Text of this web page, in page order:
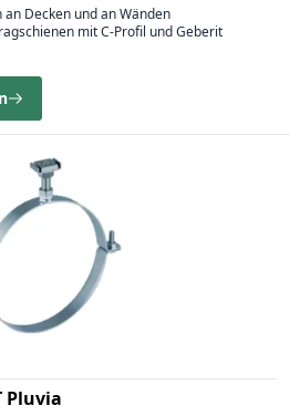
Decken und an Wänden
mit C-Profil und Geberit
Pluvia